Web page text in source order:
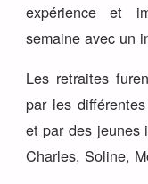
expérience et
semaine avec un
Les retraites
par les
et par des jeunes
Charles, Soline,